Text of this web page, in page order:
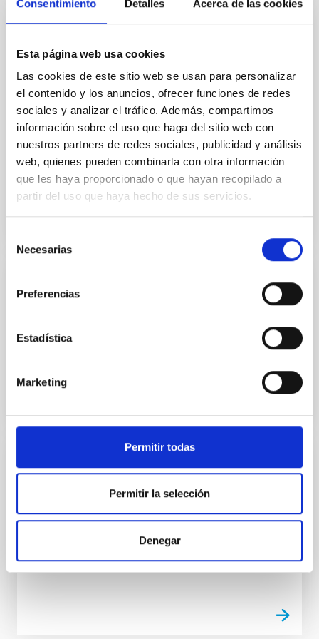
Consentimiento Detalles Acerca de las cookies
Esta página web usa cookies
Las cookies de este sitio web se usan para personalizar
el contenido y los anuncios, ofrecer funciones de redes
sociales y analizar el tráfico. Además, compartimos
información sobre el uso que haga del sitio web con
nuestros partners de redes sociales, publicidad y análisis
web, quienes pueden combinarla con otra información
que les haya proporcionado o que hayan recopilado a
partir del uso que haya hecho de sus servicios.
Necesarias
Preferencias
Estadística
Marketing
Permitir todas
Permitir la selección
Denegar
The Optics Laboratory is specialized in the realization
of all type of optical measurements, alignment and
integration of instruments, prototype tests and
characterization of components and optical systems
in general.
José Luís
Rasilla Piñeiro
Roberto
Fibre Optics Laboratory
construction of optical fibre bundles for astronomical
instrumentation.
Optical Coating Laboratory
The Optical Coating Laboratory is used for depositing
Rasilla Piñeiro
Roberto López López